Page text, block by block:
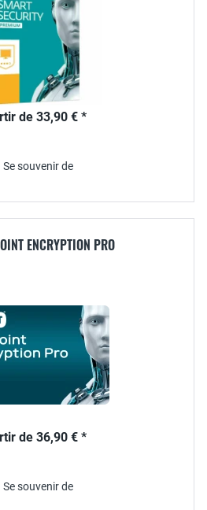
de 33,90 € *
Se souvenir de
ENCRYPTION PRO
de 36,90 € *
Se souvenir de